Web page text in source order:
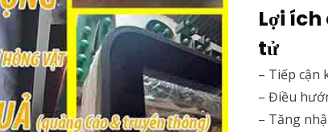
Lợi
tử
– Tiếp cận
– Điều
– Tăng